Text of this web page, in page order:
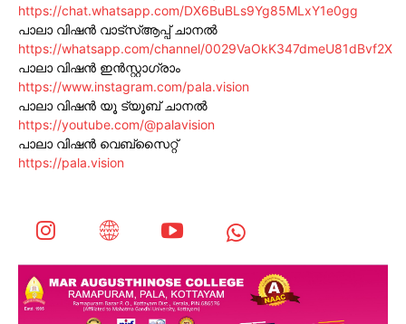
https://chat.whatsapp.com/DX6BuBLs9Yg85MLxY1e0gg
പാലാ വിഷൻ വാട്സ്ആപ്പ് ചാനൽ
https://whatsapp.com/channel/0029VaOkK347dmeU81dBvf2X
പാലാ വിഷൻ ഇൻസ്റ്റാഗ്രാം
https://www.instagram.com/pala.vision
പാലാ വിഷൻ യൂ ട്യൂബ് ചാനൽ
https://youtube.com/@palavision
പാലാ വിഷൻ വെബ്സൈറ്റ്
https://pala.vision